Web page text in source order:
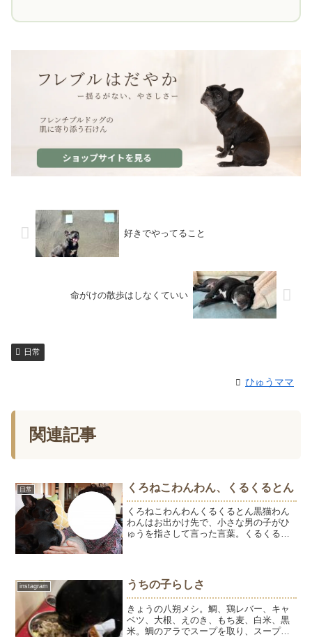
好きでやってること
命がけの散歩はしなくていい
日常
ひゅうママ
関連記事
日常 くろねこわんわん、くるくるとん
くろねこわんわんくるくるとん黒猫わん
わんはお出かけ先で、小さな男の子がひ
ゅうを指さして言った言葉。くるくる豚
心したのでした。月曜日は...
instagram うちの子らしさ
きょうの八朔メシ。鯛、鶏レバー、キャ
ベツ、大根、えのき、もち麦、白米、黒
米。鯛のアラでスープを取り、スープで